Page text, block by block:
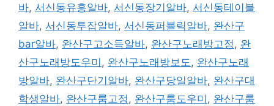
바, 서신동유흥알바, 서신동장기알바, 서신동테이블
알바, 서신동투잡알바, 서신동퍼블릭알바, 완산구
bar알바, 완산구고소득알바, 완산구노래방고정, 완
산구노래방도우미 , 완산구노래방보도, 완산구노래
방알바, 완산구단기알바, 완산구당일알바, 완산구대
학생알바, 완산구룸고정, 완산구룸도우미 , 완산구룸